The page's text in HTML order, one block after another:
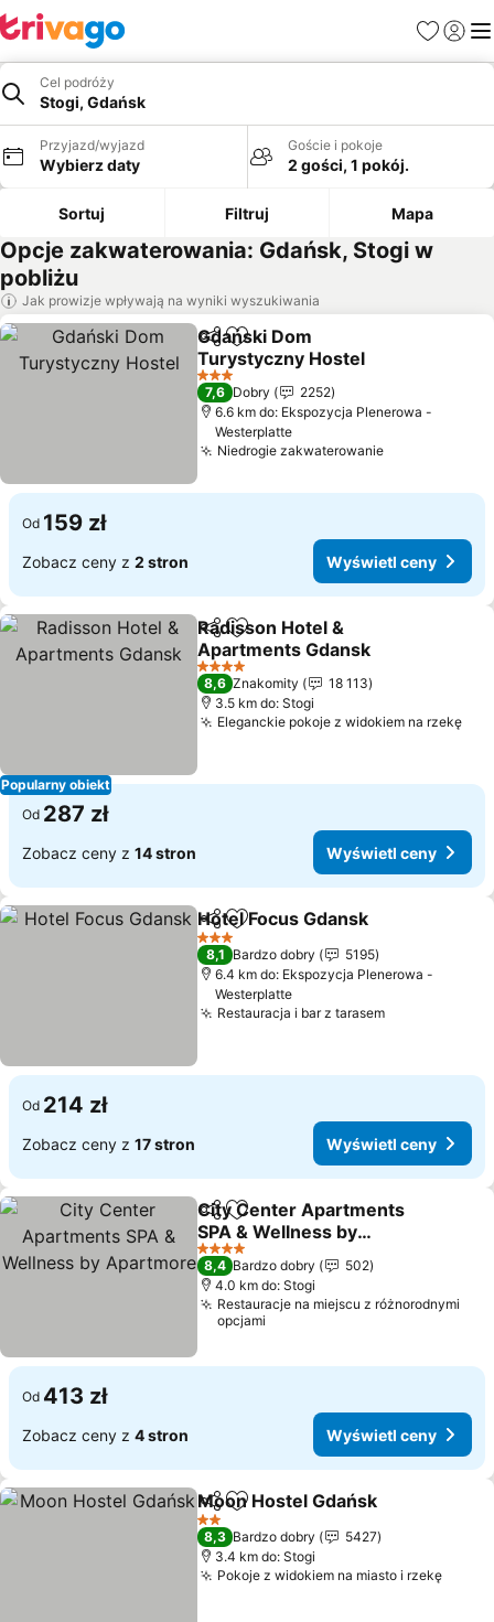
Ulubione
Cel podróży
Stogi, Gdańsk
Przyjazd/wyjazd
Wybierz daty
Goście i pokoje
2 gości, 1 pokój.
Sortuj Filtruj Mapa
Opcje zakwaterowania: Gdańsk, Stogi w
pobliżu
Jak prowizje wpływają na wyniki wyszukiwania
Udostępnij
Dodaj do ulubionych
Gdański Dom
Turystyczny Hostel
Wyświetl ceny
3 Kategoria
7,6 Dobry
2252
6.6 km do: Ekspozycja Plenerowa -
Westerplatte
Niedrogie zakwaterowanieWyświetl
Od 159 zł
Zobacz ceny z 2 stron Wyświetl ceny
Popularny obiekt
UdostępnijDodaj do ulubionych
Radisson Hotel &
Apartments Gdansk
Wyświetl ceny
4 Kategoria
8,6 Znakomity
18 113
3.5 km do: Stogi
Eleganckie pokoje z widokiem na rzekę
Od 287 zł
Zobacz ceny z 14 stron Wyświetl ceny
Udostępnij
Dodaj do ulubionych
Hotel Focus Gdansk
3 Kategoria
8,1 Bardzo dobry
5195
6.4 km do: Ekspozycja Plenerowa -
Westerplatte
Restauracja i bar z tarasemWyświetl
Od 214 zł
Zobacz ceny z 17 stron Wyświetl ceny
Udostępnij
Dodaj do ulubionych
City Center Apartments
SPA & Wellness by
Apartmore
Wyświetl ceny
4 Kategoria
8,4 Bardzo dobry
502
4.0 km do: Stogi
Restauracje na miejscu z różnorodnymi
opcjami
Od 413 zł
Zobacz ceny z 4 stron Wyświetl ceny
Udostępnij
Dodaj do ulubionych
Moon Hostel Gdańsk
2 Kategoria
8,3 Bardzo dobry
5427
3.4 km do: Stogi
Pokoje z widokiem na miasto i rzekę